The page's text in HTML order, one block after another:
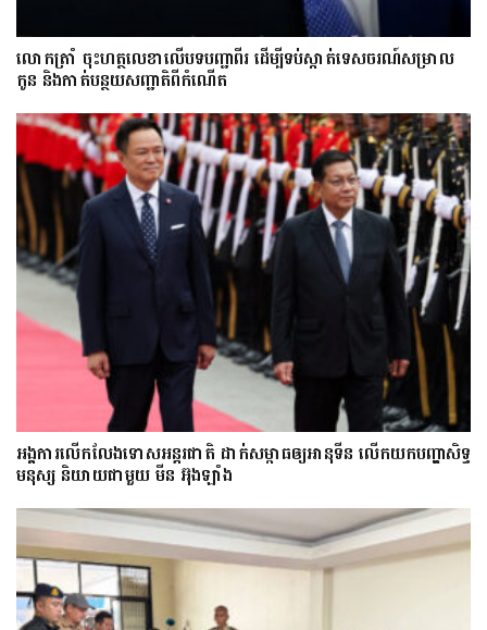
លោក​ត្រាំ ចុះហត្ថលេខាលើបទបញ្ជាពីរ ដើម្បីទប់ស្កាត់ទេស​ចរណ៍សម្រាល
កូន និងកាត់បន្ថយសញ្ជាតិពីកំណើត
អង្គការលើកលែងទោសអន្តរជាតិ ដាក់សម្ពាធឲ្យអានុទីន លើកយកបញ្ហាសិទ្ធ
មនុស្ស និយាយជាមួយ មីន អ៊ុងឡាំង